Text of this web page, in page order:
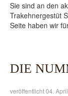
Sie sind an den
Trakehnergestüt
Seite haben wir
DIE
veröffentlicht 04.